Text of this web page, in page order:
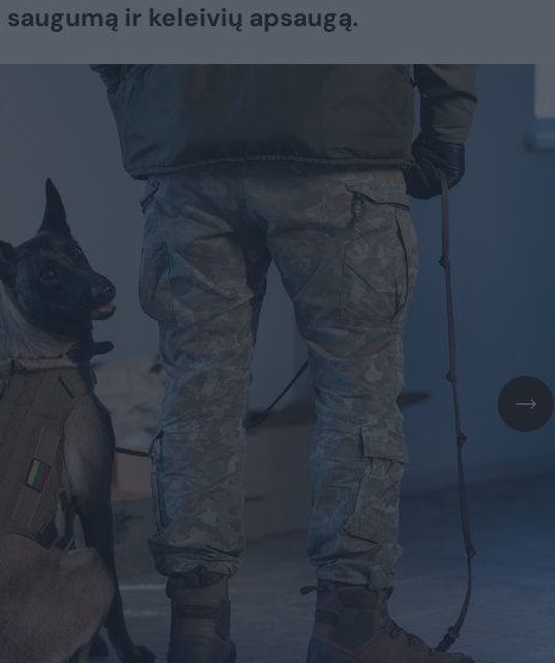
ir keleivių apsaugą.